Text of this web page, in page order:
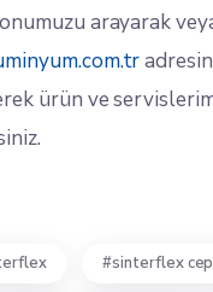
arayarak
ürün ve
sinterflex